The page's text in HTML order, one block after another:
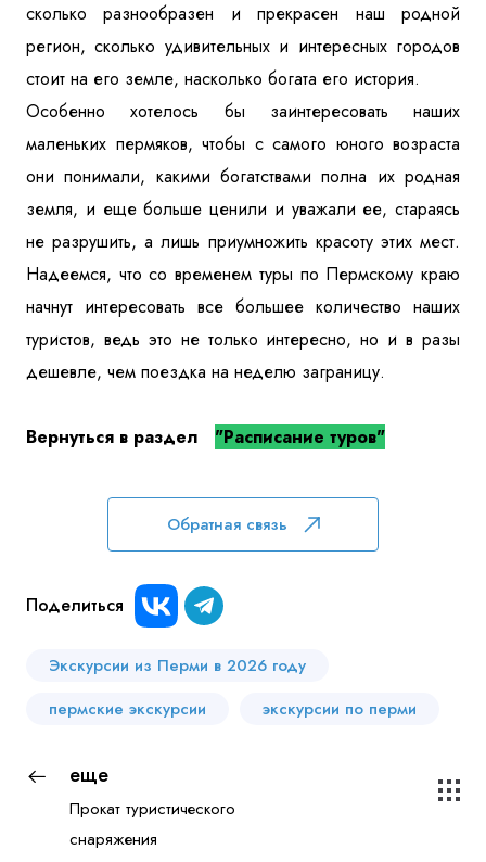
сколько разнообразен и прекрасен наш родной
регион, сколько удивительных и интересных городов
стоит на его земле, насколько богата его история.
Особенно хотелось бы заинтересовать наших
маленьких пермяков, чтобы с самого юного возраста
они понимали, какими богатствами полна их родная
земля, и еще больше ценили и уважали ее, стараясь
не разрушить, а лишь приумножить красоту этих мест.
Надеемся, что со временем туры по Пермскому краю
начнут интересовать все большее количество наших
туристов, ведь это не только интересно, но и в разы
дешевле, чем поездка на неделю заграницу.
Вернуться в раздел "Расписание туров"
Обратная связь
Поделиться
Экскурсии из Перми в 2026 году
пермские экскурсии
экскурсии по перми
еще
Прокат туристического
снаряжения